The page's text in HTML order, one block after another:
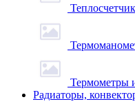
Термометры
Радиаторы,